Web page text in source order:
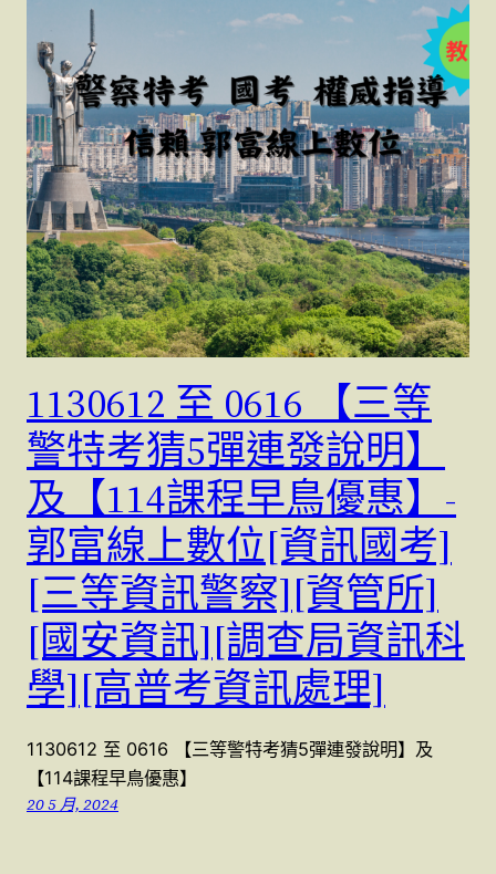
1130612 至 0616 【三等
警特考猜5彈連發說明】
及【114課程早鳥優惠】-
郭富線上數位[資訊國考]
[三等資訊警察][資管所]
[國安資訊][調查局資訊科
學][高普考資訊處理]
1130612 至 0616 【三等警特考猜5彈連發說明】及
【114課程早鳥優惠】
20 5 月, 2024